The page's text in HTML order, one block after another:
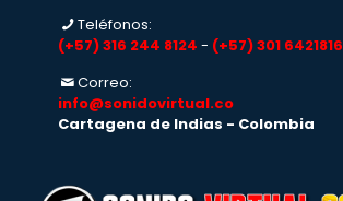
Teléfonos:
(+57) 316 244 8124 - (+57) 301 6421816
Correo:
info@sonidovirtual.co
Cartagena de Indias - Colombia